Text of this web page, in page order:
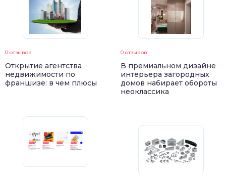
0 отзывов
Открытие агентства
недвижимости по
франшизе: в чем плюсы
0 отзывов
В премиальном дизайне
интерьера загородных
домов набирает обороты
неоклассика